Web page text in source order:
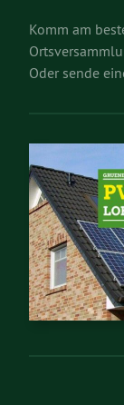
Komm am
Oder sende